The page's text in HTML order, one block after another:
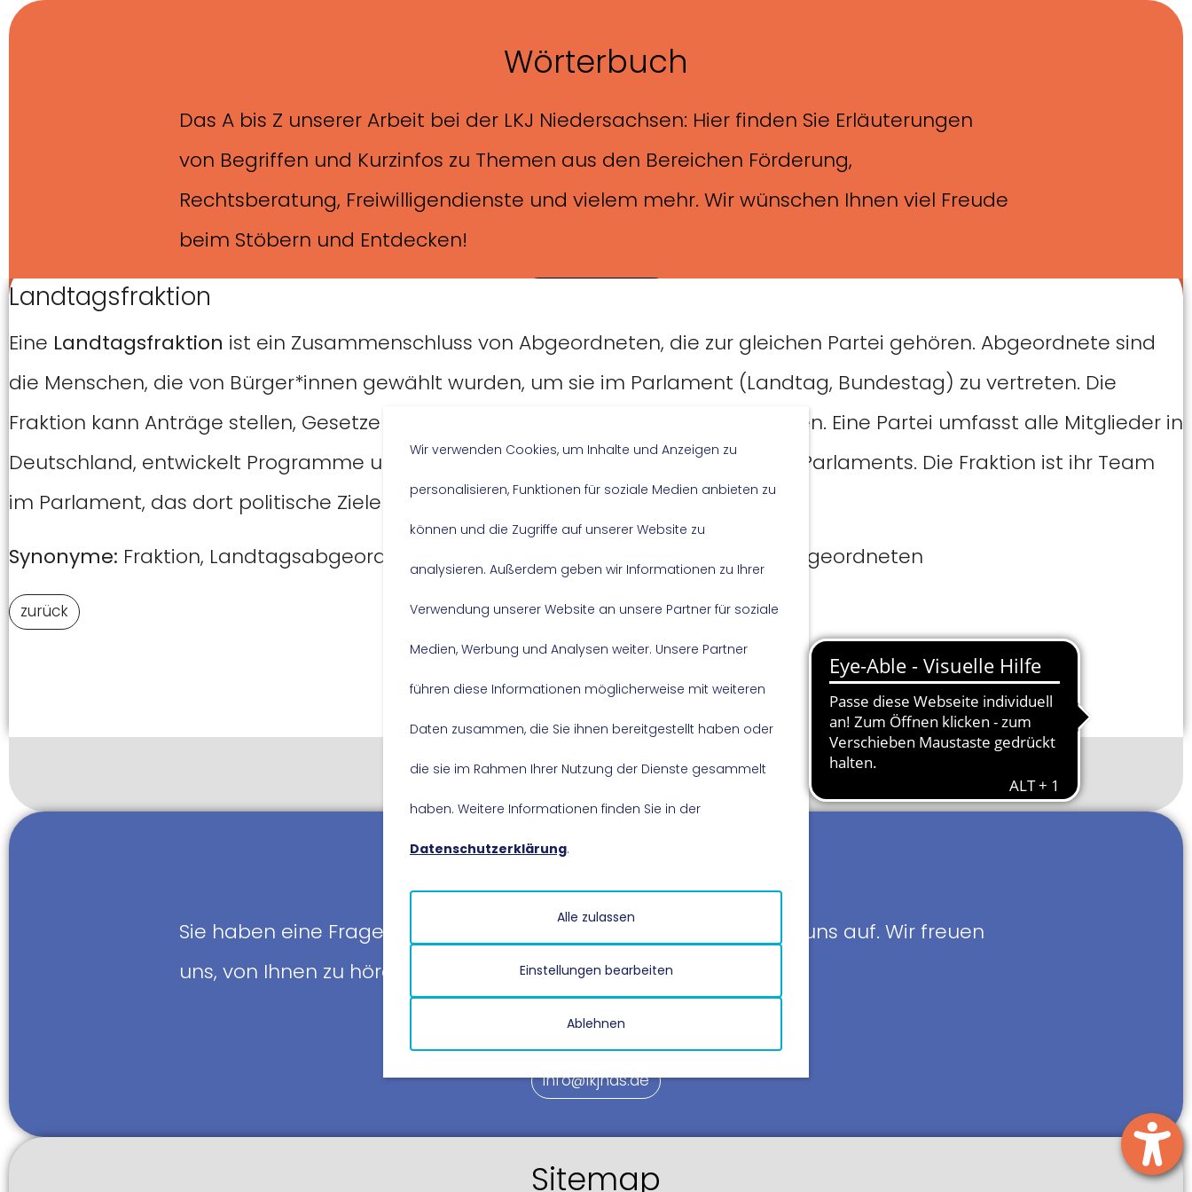
Skip to main content
Skip to page footer
Wörterbuch
Das A bis Z unserer Arbeit bei der LKJ Niedersachsen: Hier finden Sie Erläuterungen
von Begriffen und Kurzinfos zu Themen aus den Bereichen Förderung,
Rechtsberatung, Freiwilligendienste und vielem mehr. Wir wünschen Ihnen viel Freude
beim Stöbern und Entdecken!
Landtagsfraktion
Eine Landtagsfraktion ist ein Zusammenschluss von Abgeordneten, die zur gleichen Partei gehören. Abgeordnete sind
die Menschen, die von Bürger*innen gewählt wurden, um sie im Parlament (Landtag, Bundestag) zu vertreten. Die
Fraktion kann Anträge stellen, Gesetze vorschlagen und in Ausschüssen mitarbeiten. Eine Partei umfasst alle Mitglieder in
Deutschland, entwickelt Programme und organisiert Wahlkämpfe außerhalb des Parlaments. Die Fraktion ist ihr Team
im Parlament, das dort politische Ziele umsetzt.
Synonyme: Fraktion, Landtagsabgeordnete, Landtagsabgeordnete*r, Landtagsabgeordneten
zurück
Sie haben eine Frage oder ein Anliegen? Nehmen Sie Kontakt zu uns auf. Wir freuen
uns, von Ihnen zu hören und helfen gerne weiter!
0511 600 605 50
info@lkjnds.de
Sitemap
Wir verwenden Cookies, um Inhalte und Anzeigen zu
personalisieren, Funktionen für soziale Medien anbieten zu
können und die Zugriffe auf unserer Website zu
analysieren. Außerdem geben wir Informationen zu Ihrer
Verwendung unserer Website an unsere Partner für soziale
Medien, Werbung und Analysen weiter. Unsere Partner
führen diese Informationen möglicherweise mit weiteren
Daten zusammen, die Sie ihnen bereitgestellt haben oder
die sie im Rahmen Ihrer Nutzung der Dienste gesammelt
haben. Weitere Informationen finden Sie in der
Datenschutzerklärung.
Einstellungen bearbeiten
Ablehnen
Alle zulassen